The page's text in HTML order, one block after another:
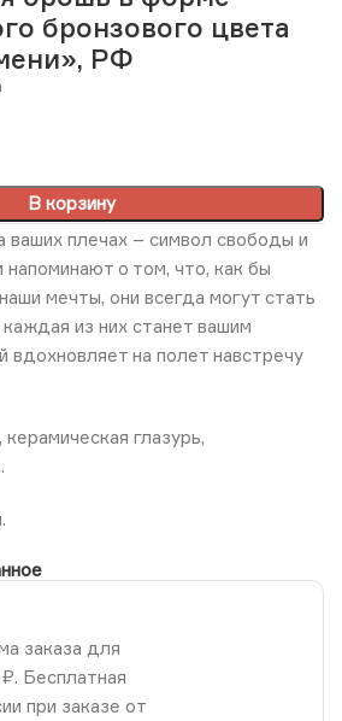
бронзового цвета
РФ
В корзину
плечах – символ свободы и
о том, что, как бы
мечты, они всегда могут стать
из них станет вашим
вдохновляет на полет навстречу
глазурь,
заказа для
Бесплатная
при заказе от